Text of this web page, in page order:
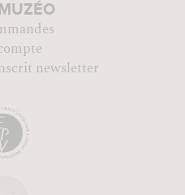
MUZÉO
newsletter